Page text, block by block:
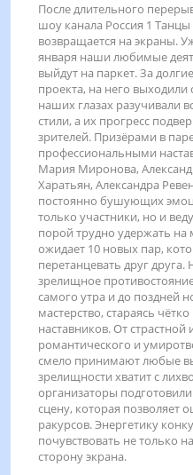
После длительного
шоу канала Россия 1 Танцы
возвращается на экраны.
января наши любимые
выйдут на паркет. За
проекта, на него выходили
наших глазах разучивали
стили, а их прогресс
зрителей. Призёрами в
профессиональными
Мария Миронова,
Харатьян, Александра
постоянно бушующих
только участники, но и
порой трудно удержать на
ожидает 10 новых пар,
перетанцевать друг
зрелищное
самого утра и до поздней
мастерство, стараясь
наставников. От
романтического и
смело принимают любые
зрелищности хватит с
организаторы
сцену, которая позволяет
ракурсов. Энергетику
почувствовать не только
сторону экрана.